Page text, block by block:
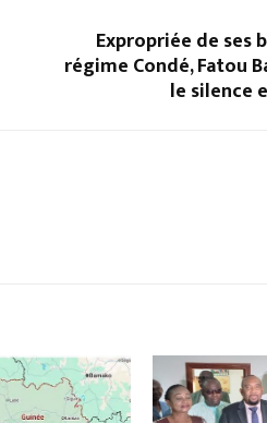
Expropriée de ses
régime Condé, Fatou
le silence